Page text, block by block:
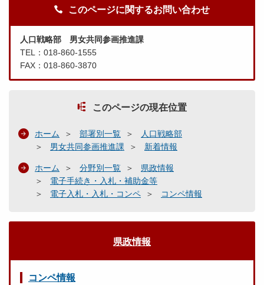
このページに関するお問い合わせ
人口戦略部 男女共同参画推進課
TEL：018-860-1555
FAX：018-860-3870
このページの現在位置
ホーム 部署別一覧
人口戦略部
男女共同参画推進課
新着情報
ホーム 分野別一覧
県政情報
電子手続き・入札・補助金等
電子入札・入札・コンペ
コンペ情報
県政情報
コンペ情報